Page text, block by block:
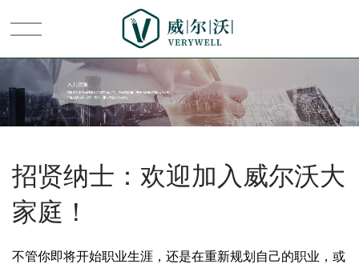
首页
招贤纳士：欢迎加入威尔沃大
家庭！
不管你即将开始职业生涯，还是在重新规划自己的职业，或